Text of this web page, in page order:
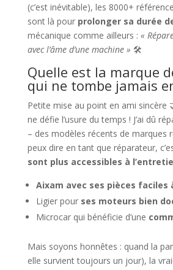
(c’est inévitable), les 8000+
sont là pour prolonger sa durée
mécanique comme ailleurs : «
avec l’âme d’une machine » 🛠️
Quelle est la marque
qui ne tombe jamais
Petite mise au point en ami sincère
ne défie l’usure du temps ! J’ai dû
– des modèles récents de marques
peux dire en tant que réparateur,
sont plus accessibles à
Aixam avec ses pièces faciles
Ligier pour ses moteurs bien
Microcar qui bénéficie d’une
Mais soyons honnêtes : quand la
elle survient toujours un jour), la